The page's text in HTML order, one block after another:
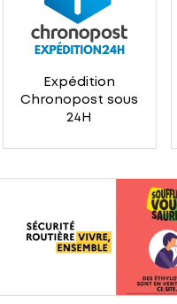
Expédition
Chronopost sous
24H